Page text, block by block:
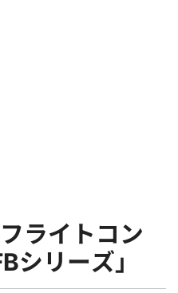
ライトコン
シリーズ」